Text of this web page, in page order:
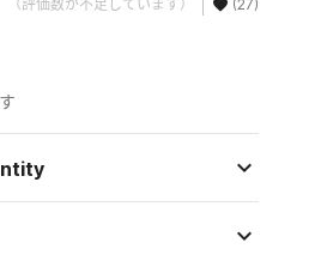
（評価数が不足しています） (27)